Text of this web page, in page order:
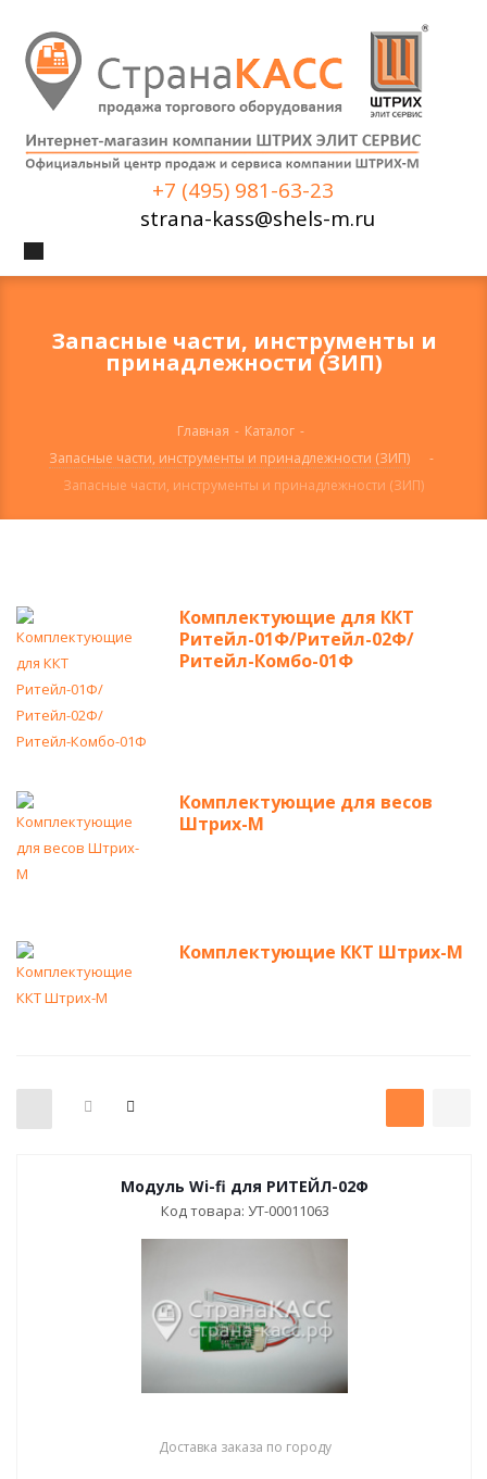
+7 (495) 981-63-23
strana-kass@shels-m.ru
Запасные части, инструменты и
принадлежности (ЗИП)
Главная - Каталог -
Запасные части, инструменты и принадлежности (ЗИП)
-
Запасные части, инструменты и принадлежности (ЗИП)
Комплектующие для ККТ
Ритейл-01Ф/Ритейл-02Ф/
Ритейл-Комбо-01Ф
Комплектующие для весов
Штрих-М
Комплектующие ККТ Штрих-М
Модуль Wi-fi для РИТЕЙЛ-02Ф
Код товара: УТ-00011063
Доставка заказа по городу